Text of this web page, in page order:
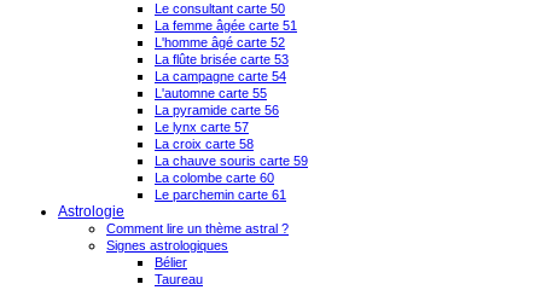
Le consultant carte 50
La femme âgée carte 51
L'homme âgé carte 52
La flûte brisée carte 53
La campagne carte 54
L'automne carte 55
La pyramide carte 56
Le lynx carte 57
La croix carte 58
La chauve souris carte 59
La colombe carte 60
Le parchemin carte 61
Astrologie
Comment lire un thème astral ?
Signes astrologiques
Bélier
Taureau